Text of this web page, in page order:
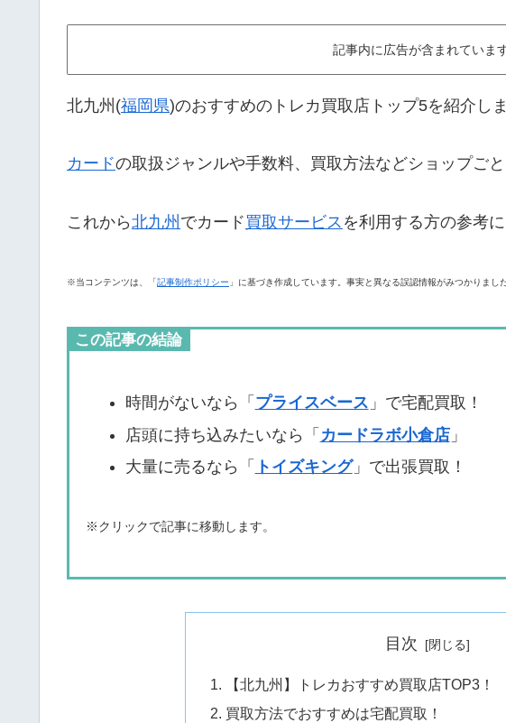
記事内に広告が含まれています
北九州(福岡県)のおすすめのトレカ買取店トップ5を紹介しま
カードの取扱ジャンルや手数料、買取方法などショップごと
これから北九州 でカード買取サービス を利用する方の参考
※当コンテンツは、「記事制作ポリシー 」に基づき作成しています。事実と異なる誤認情報がみつかりまし
この記事の結論
時間がないなら「 プライスベース 」で宅配買取！
店頭に持ち込みたいなら「 カードラボ小倉店」
大量に売るなら「
トイズキング」で出張買取！
※クリックで記事に移動します。
目次
【北九州】トレカおすすめ買取店TOP3！
買取方法でおすすめは宅配買取！